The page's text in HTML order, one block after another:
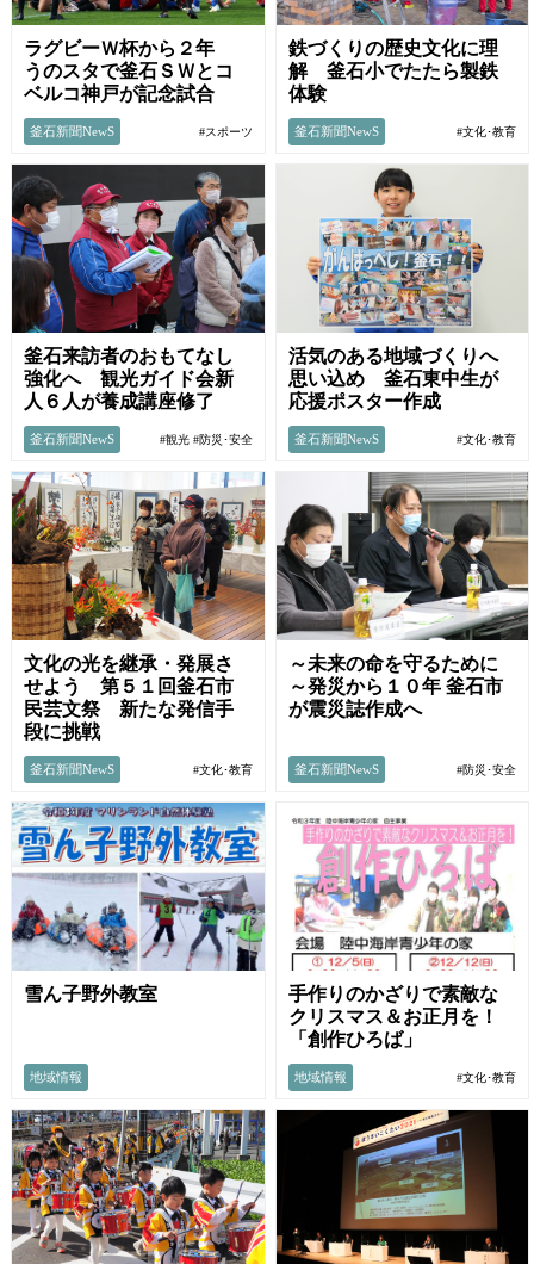
ラグビーＷ杯から２年
うのスタで釜石ＳＷとコ
ベルコ神戸が記念試合
釜石新聞NewS #スポーツ
鉄づくりの歴史文化に理
解 釜石小でたたら製鉄
体験
釜石新聞NewS #文化･教育
釜石来訪者のおもてなし
強化へ 観光ガイド会新
人６人が養成講座修了
釜石新聞NewS #観光 #防災･安全
活気のある地域づくりへ
思い込め 釜石東中生が
応援ポスター作成
釜石新聞NewS #文化･教育
文化の光を継承・発展さ
せよう 第５１回釜石市
民芸文祭 新たな発信手
段に挑戦
釜石新聞NewS #文化･教育
～未来の命を守るために
～発災から１０年 釜石市
が震災誌作成へ
釜石新聞NewS #防災･安全
雪ん子野外教室
地域情報
手作りのかざりで素敵な
クリスマス＆お正月を！
「創作ひろば」
地域情報 #文化･教育